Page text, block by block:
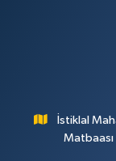
İstiklal